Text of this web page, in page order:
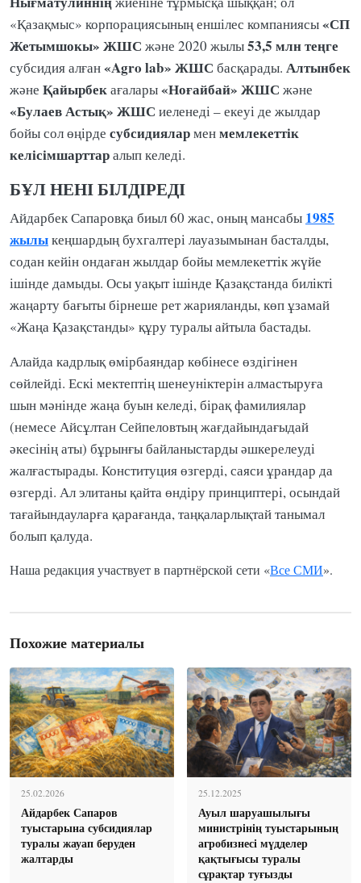
«Қазақмыс» корпорациясының еншілес компаниясы«СП
Жетымшокы» ЖШС және 2020 жылы53,5 млн теңге
субсидия алған«Agro lab» ЖШС басқарады. Алтынбек
және Қайырбекағалары«Ноғайбай» ЖШС және
«Булаев Астық» ЖШС иеленеді – екеуі де жылдар
бойы сол өңірде субсидияларменмемлекеттік
келісімшарттаралып келеді.
БҰЛ НЕНІ БІЛДІРЕДІ
Айдарбек Сапаровқа биыл 60 жас, оның мансабы 1985
жылыкеңшардың бухгалтері лауазымынан басталды,
содан кейін ондаған жылдар бойы мемлекеттік жүйе
ішінде дамыды. Осы уақыт ішінде Қазақстанда билікті
жаңарту бағыты бірнеше рет жарияланды, көп ұзамай
«Жаңа Қазақстанды» құру туралы айтыла бастады.
Алайда кадрлық өмірбаяндар көбінесе өздігінен
сөйлейді. Ескі мектептің шенеуніктерін алмастыруға
шын мәнінде жаңа буын келеді, бірақ фамилиялар
(немесе Айсұлтан Сейпеловтың жағдайындағыдай
әкесінің аты) бұрынғы байланыстарды әшкерелеуді
жалғастырады. Конституция өзгерді, саяси ұрандар да
өзгерді. Ал элитаны қайта өндіру принциптері, осындай
тағайындауларға қарағанда, таңқаларлықтай танымал
болып қалуда.
Наша редакция участвует в партнёрской сети «Все СМИ».
Похожие материалы
25.02.2026
Айдарбек Сапаров
туыстарына субсидиялар
туралы жауап беруден
жалтарды
25.12.2025
Ауыл шаруашылығы
министрінің туыстарының
агробизнесі мүдделер
қақтығысы туралы
сұрақтар туғызды